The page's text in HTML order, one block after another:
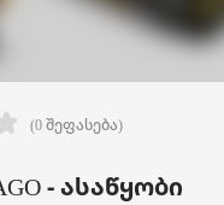
(0 შეფასება)
- ასაწყობი